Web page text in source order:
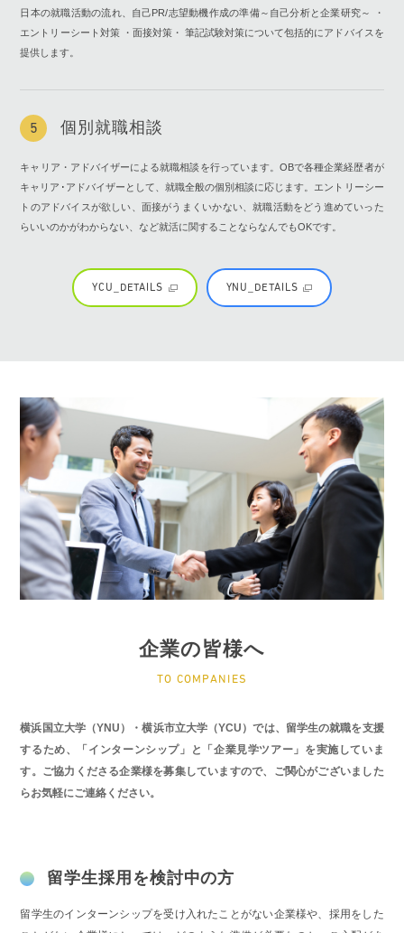
日本の就職活動の流れ、自己PR/志望動機作成の準備～自己分析と企業研究～ ・
エントリーシート対策 ・面接対策・ 筆記試験対策について包括的にアドバイスを
提供します。
5 個別就職相談
キャリア・アドバイザーによる就職相談を行っています。OBで各種企業経歴者が
キャリア･アドバイザーとして、就職全般の個別相談に応じます。エントリーシー
トのアドバイスが欲しい、面接がうまくいかない、就職活動をどう進めていった
らいいのかがわからない、など就活に関することならなんでもOKです。
YCU_DETAILS YNU_DETAILS
企業の皆様へ
TO COMPANIES
横浜国立大学（YNU）・横浜市立大学（YCU）では、留学生の就職を支援
するため、「インターンシップ」と「企業見学ツアー」を実施していま
す。ご協力くださる企業様を募集していますので、ご関心がございました
らお気軽にご連絡ください。
留学生採用を検討中の方
留学生のインターンシップを受け入れたことがない企業様や、採用をした